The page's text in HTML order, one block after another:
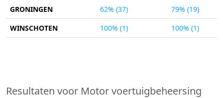
GRONINGEN
62% (37)
79% (19)
WINSCHOTEN
100% (1) 100% (1)
Resultaten voor Motor voertuigbeheersing